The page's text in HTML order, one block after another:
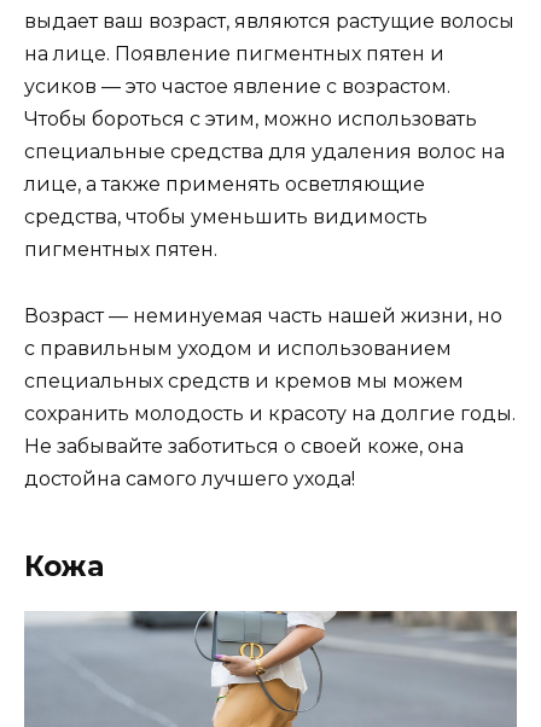
выдает ваш возраст, являются растущие волосы
на лице. Появление пигментных пятен и
усиков — это частое явление с возрастом.
Чтобы бороться с этим, можно использовать
специальные средства для удаления волос на
лице, а также применять осветляющие
средства, чтобы уменьшить видимость
пигментных пятен.
Возраст — неминуемая часть нашей жизни, но
с правильным уходом и использованием
специальных средств и кремов мы можем
сохранить молодость и красоту на долгие годы.
Не забывайте заботиться о своей коже, она
достойна самого лучшего ухода!
Кожа